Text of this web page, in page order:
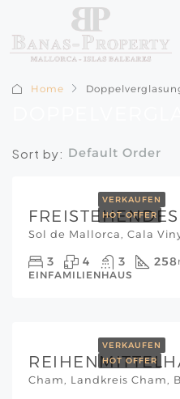
Home
Sort by: Default Order
VERKAUFEN
HOT OFFER
3 4 3 258
EINFAMILIENHAUS
VERKAUFEN
HOT OFFER